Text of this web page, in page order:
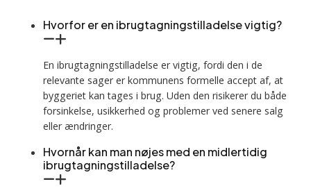
Hvorfor er en ibrugtagningstilladelse vigtig?
En ibrugtagningstilladelse er vigtig, fordi den i de
relevante sager er kommunens formelle accept af, at
byggeriet kan tages i brug. Uden den risikerer du både
forsinkelse, usikkerhed og problemer ved senere salg
eller ændringer.
Hvornår kan man nøjes med en midlertidig
ibrugtagningstilladelse?